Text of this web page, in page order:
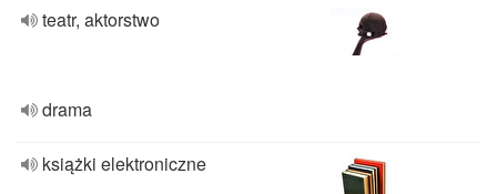
teatr, aktorstwo
drama
książki elektroniczne